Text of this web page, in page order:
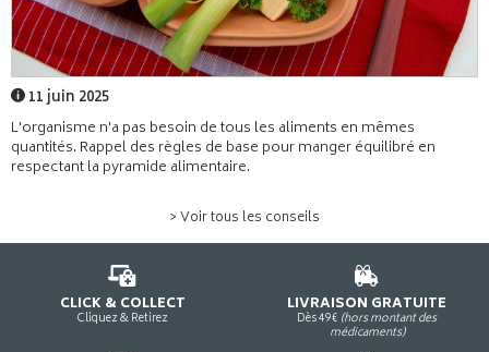
11 juin 2025
L'organisme n'a pas besoin de tous les aliments en mêmes
quantités. Rappel des règles de base pour manger équilibré en
respectant la pyramide alimentaire.
> Voir tous les conseils
CLICK & COLLECT
Cliquez & Retirez
LIVRAISON GRATUITE
Dès 49€ (hors montant des
médicaments)